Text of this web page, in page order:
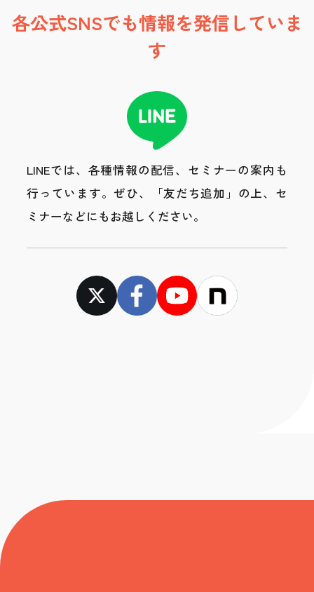
各公式SNSでも情報を発信していま
す
LINEでは、各種情報の配信、セミナーの案内も
行っています。 ぜひ、「友だち追加」の上、セ
ミナーなどにもお越しください。